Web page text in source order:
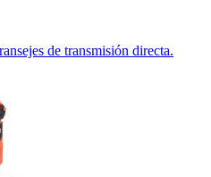
de transmisión directa.